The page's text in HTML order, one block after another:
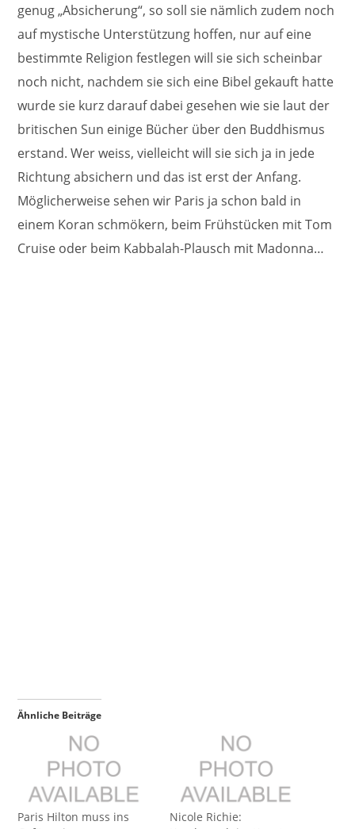
genug „Absicherung“, so soll sie nämlich zudem noch
auf mystische Unterstützung hoffen, nur auf eine
bestimmte Religion festlegen will sie sich scheinbar
noch nicht, nachdem sie sich eine Bibel gekauft hatte
wurde sie kurz darauf dabei gesehen wie sie laut der
britischen Sun einige Bücher über den Buddhismus
erstand. Wer weiss, vielleicht will sie sich ja in jede
Richtung absichern und das ist erst der Anfang.
Möglicherweise sehen wir Paris ja schon bald in
einem Koran schmökern, beim Frühstücken mit Tom
Cruise oder beim Kabbalah-Plausch mit Madonna…
Ähnliche Beiträge
Paris Hilton muss ins
Nicole Richie: